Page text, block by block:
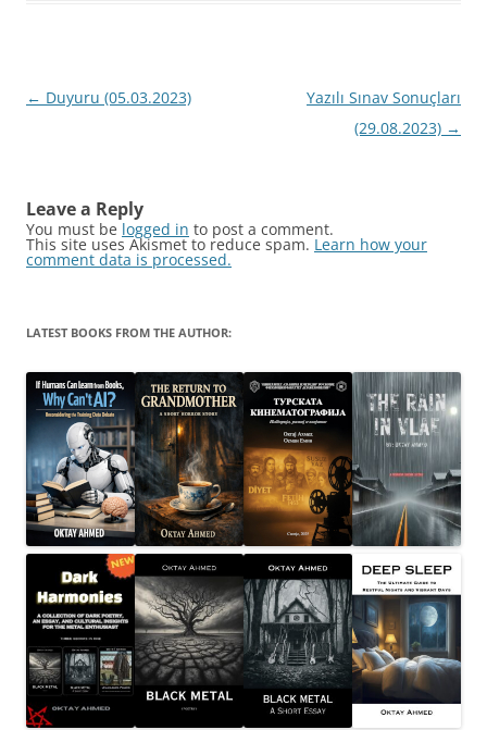
Post
← Duyuru (05.03.2023)
Yazılı Sınav Sonuçları
(29.08.2023) →
Leave a Reply
You must be logged in to post a comment.
This site uses Akismet to reduce spam. Learn how your
comment data is processed.
LATEST BOOKS FROM THE AUTHOR: